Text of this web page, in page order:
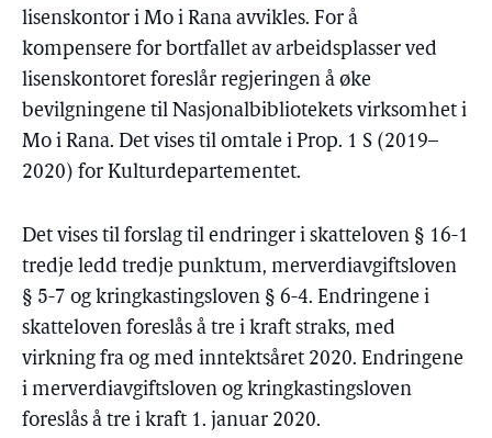
lisenskontor i Mo i Rana avvikles. For å
kompensere for bortfallet av arbeidsplasser ved
lisenskontoret foreslår regjeringen å øke
bevilgningene til Nasjonalbibliotekets virksomhet i
Mo i Rana. Det vises til omtale i Prop. 1 S (2019–
2020) for Kulturdepartementet.
Det vises til forslag til endringer i skatteloven § 16-1
tredje ledd tredje punktum, merverdiavgiftsloven
§ 5-7 og kringkastingsloven § 6-4. Endringene i
skatteloven foreslås å tre i kraft straks, med
virkning fra og med inntektsåret 2020. Endringene
i merverdiavgiftsloven og kringkastingsloven
foreslås å tre i kraft 1. januar 2020.